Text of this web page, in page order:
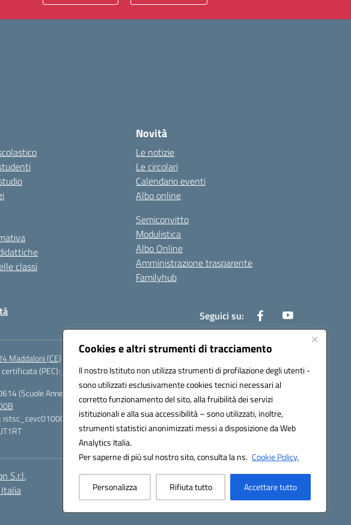
Cookies e altri strumenti di tracciamento
Il nostro Istituto non utilizza strumenti di profilazione degli utenti -
sono utilizzati esclusivamente cookies tecnici necessari al
corretto funzionamento del sito, alla fruibilità dei servizi
istituzionali e alla sua accessibilità – sono utilizzati, inoltre,
strumenti statistici anonimizzati messi a disposizione da Web
Analytics Italia.
Per saperne di più sul nostro sito, consulta la ns. Cookie Policy.
Personalizza Rifiuta tutto Accettare tutto
classi
Novità
Le notizie
Le circolari
Calendario eventi
Albo online
Semiconvitto
Modulistica
Albo Online
Amministrazione trasparente
Familyhub
Seguici su:
Maddaloni (CE)
(PEC):cevc01000b@pec.istruzione.it
(Scuole Annesse)
S.r.l.